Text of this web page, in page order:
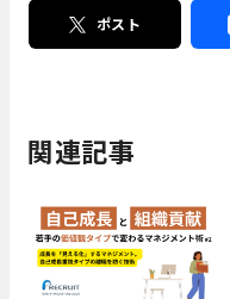
ポスト
関連記事